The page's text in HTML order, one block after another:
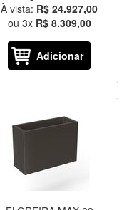
À vista: R$ 24.927,00
ou 3x R$ 8.309,00
Adicionar